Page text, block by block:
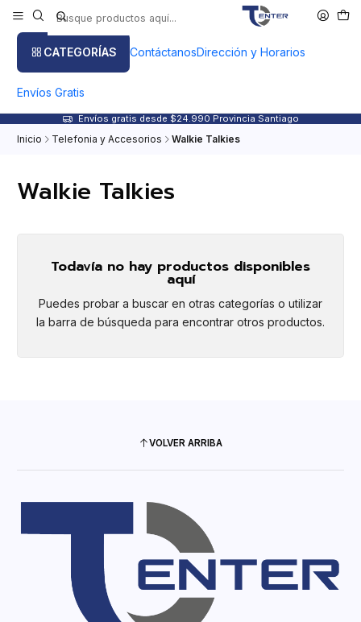
CATEGORÍAS ContáctanosDirección y Horarios
Envíos Gratis
Envíos gratis desde $24.990 Provincia Santiago
Inicio Telefonia y Accesorios Walkie Talkies
Walkie Talkies
Todavía no hay productos disponibles
aquí
Puedes probar a buscar en otras categorías o utilizar
la barra de búsqueda para encontrar otros productos.
VOLVER ARRIBA